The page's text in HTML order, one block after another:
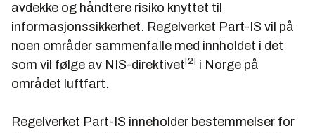
avdekke og håndtere risiko knyttet til
informasjonssikkerhet. Regelverket Part-IS vil på
noen områder sammenfalle med innholdet i det
som vil følge av NIS-direktivet[2] i Norge på
området luftfart.
Regelverket Part-IS inneholder bestemmelser for